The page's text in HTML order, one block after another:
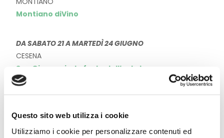
Questo sito web utilizza i cookie
Utilizziamo i cookie per personalizzare contenuti ed
Montiano diVino
DA SABATO 21 A MARTEDÌ 24 GIUGNO
CESENA
San Giovanni – la festa dell’estate
SABATO 5 E DOMENICA 6 LUGLIO
Festa Romana